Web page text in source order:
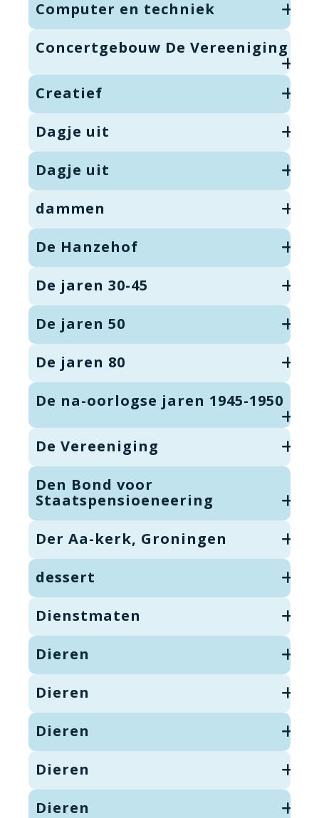
Computer en techniek
Concertgebouw De Vereeniging
Creatief
Dagje uit
Dagje uit
dammen
De Hanzehof
De jaren 30-45
De jaren 50
De jaren 80
De na-oorlogse jaren 1945-1950
De Vereeniging
Den Bond voor
Staatspensioeneering
Der Aa-kerk, Groningen
dessert
Dienstmaten
Dieren
Dieren
Dieren
Dieren
Dieren